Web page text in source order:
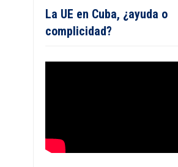
La UE en Cuba, ¿ayuda o
complicidad?